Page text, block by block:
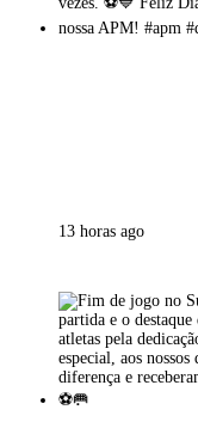
13 horas ago